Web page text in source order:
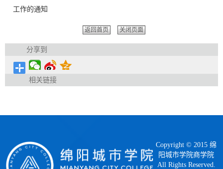
工作的通知
返回首页 关闭页面
分享到
相关链接
Copyright © 2015 绵
阳城市学院商学院
All Rights Reserved.